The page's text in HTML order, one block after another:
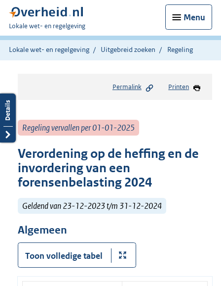
Menu
U
bent
hier:
Lokale wet- en regelgeving
Lokale wet- en regelgeving Uitgebreid zoeken Regeling
Permalink Printen
Regeling vervallen per 01-01-2025
Verordening op de heffing en de
invordering van een
forensenbelasting 2024
Geldend van 23-12-2023 t/m 31-12-2024
Algemeen
Toon volledige tabel